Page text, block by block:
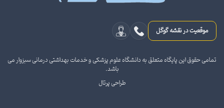
موقعیت در نقشه گوگل
تمامی حقوق این پایگاه متعلق به دانشگاه علوم پزشکی و خدمات بهداشتی درمانی سبزوار می
باشد.
طراحی پرتال